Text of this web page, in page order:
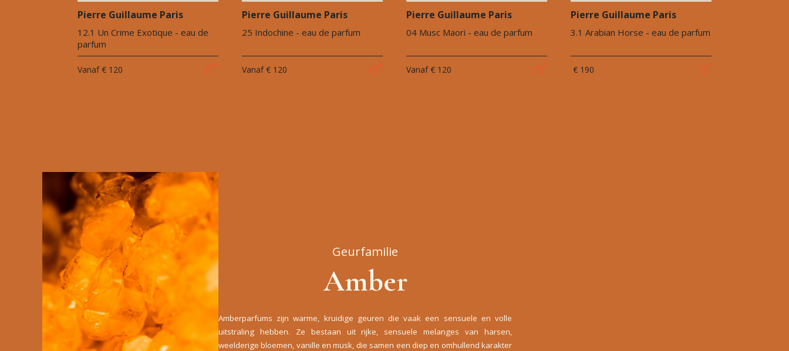
Pierre Guillaume Paris
12.1 Un Crime Exotique - eau de
parfum
Vanaf € 120
Pierre Guillaume Paris
25 Indochine - eau de parfum
Vanaf € 120
Pierre Guillaume Paris
04 Musc Maori - eau de parfum
Vanaf € 120
Pierre Guillaume Paris
3.1 Arabian Horse - eau de parfum
€ 190
Geurfamilie
Amber
Amberparfums zijn warme, kruidige geuren die vaak een sensuele en volle
uitstraling hebben. Ze bestaan uit rijke, sensuele melanges van harsen,
weelderige bloemen, vanille en musk, die samen een diep en omhullend karakter